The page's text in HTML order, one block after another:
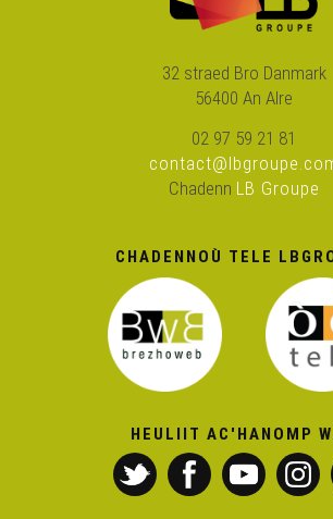
Bec'h de'i ! 18 - Bev-buhezek ar
Bec'h de'i ! 11 – Karta ar yezhoù
vo a-benn ar fin ?
Douarnenez)
Bec'h de'i ! 16 - Dastum teñzor ar
Bec'h de'i ! 6 – Peseurt energiezh e
Bec'h de'i ! 17 - Digreizennañ :
Breizh ?
32 straed Bro Danmark
56400 An Alre
02 97 59 21 81
Chadenn LB Groupe
CHADENNOÙ TELE
HEULIIT AC'HANOMP